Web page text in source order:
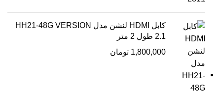
کابل HDMI لنشن مدل HH21-48G VERSION
2.1 طول 2 متر
1,800,000 تومان